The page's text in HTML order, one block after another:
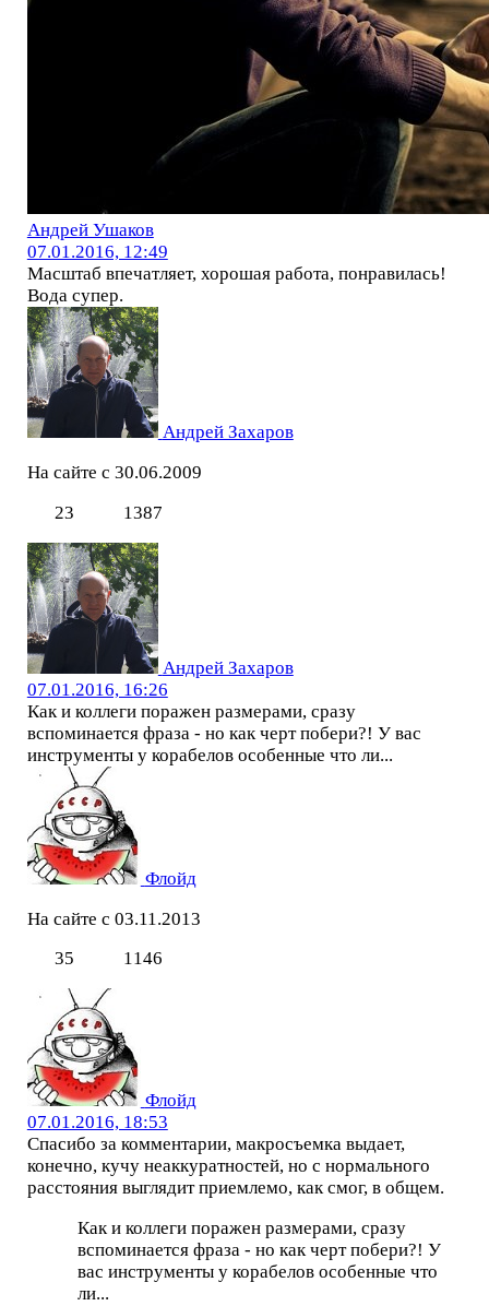
Андрей Ушаков
07.01.2016, 12:49
Масштаб впечатляет, хорошая работа, понравилась!
Вода супер.
Андрей Захаров
На сайте с 30.06.2009
23
1387
Андрей Захаров
07.01.2016, 16:26
Как и коллеги поражен размерами, сразу
вспоминается фраза - но как черт побери?! У вас
инструменты у корабелов особенные что ли...
Флойд
На сайте с 03.11.2013
35
1146
Флойд
07.01.2016, 18:53
Спасибо за комментарии, макросъемка выдает,
конечно, кучу неаккуратностей, но с нормального
расстояния выглядит приемлемо, как смог, в общем.
Как и коллеги поражен размерами, сразу
вспоминается фраза - но как черт побери?! У
вас инструменты у корабелов особенные что
ли...